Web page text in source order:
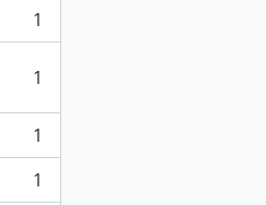
1
1
1
1